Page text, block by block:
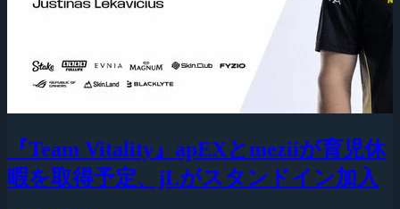
『Team Vitality』apEXとmeziiが育児休
暇を取得予定、jLがスタンドイン加入